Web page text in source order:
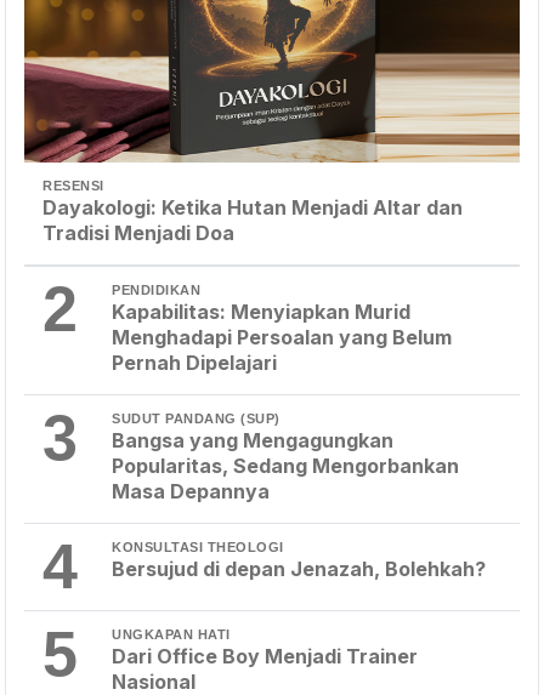
RESENSI
Dayakologi: Ketika Hutan Menjadi Altar dan
Tradisi Menjadi Doa
2 PENDIDIKAN
Kapabilitas: Menyiapkan Murid
Menghadapi Persoalan yang Belum
Pernah Dipelajari
3 SUDUT PANDANG (SUP)
Bangsa yang Mengagungkan
Popularitas, Sedang Mengorbankan
Masa Depannya
4 KONSULTASI THEOLOGI
Bersujud di depan Jenazah, Bolehkah?
5 UNGKAPAN HATI
Dari Office Boy Menjadi Trainer
Nasional